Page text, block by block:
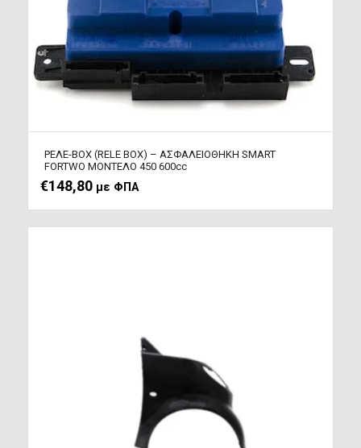
ΡΕΛΕ-BOX (RELE BOX) – ΑΣΦΑΛΕΙΟΘΗΚΗ SMART
FORTWO ΜΟΝΤΕΛΟ 450 600cc
€148,80 με ΦΠΑ